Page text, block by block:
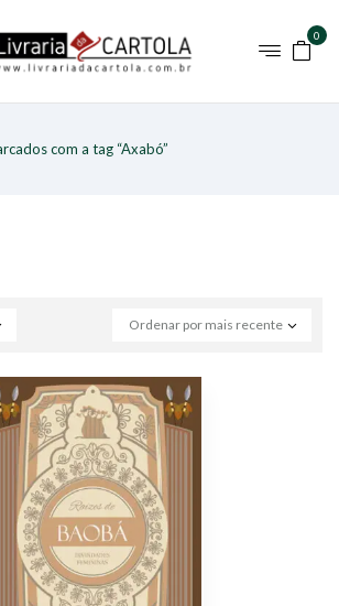
0
com a tag “Axabó”
Ordenar por mais recente